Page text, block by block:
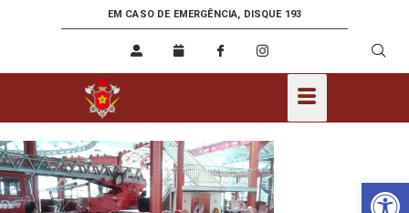
EM CASO DE EMERGÊNCIA, DISQUE 193